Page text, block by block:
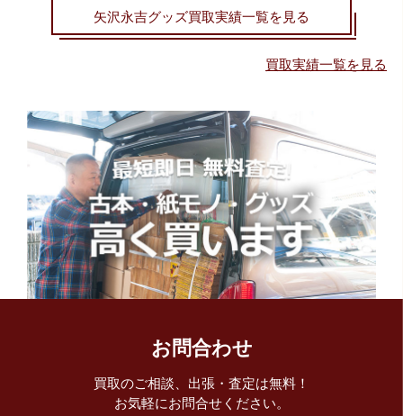
矢沢永吉グッズ買取実績一覧を見る
買取実績一覧を見る
お問合わせ
買取のご相談、出張・査定は無料！
お気軽にお問合せください。